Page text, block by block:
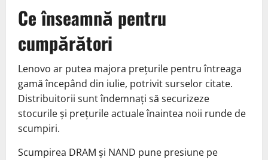
Ce înseamnă pentru
cumpărători
Lenovo ar putea majora prețurile pentru întreaga
gamă începând din iulie, potrivit surselor citate.
Distribuitorii sunt îndemnați să securizeze
stocurile și prețurile actuale înaintea noii runde de
scumpiri.
Scumpirea DRAM și NAND pune presiune pe